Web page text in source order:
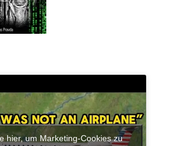
hier, um Marketing-Cookies zu